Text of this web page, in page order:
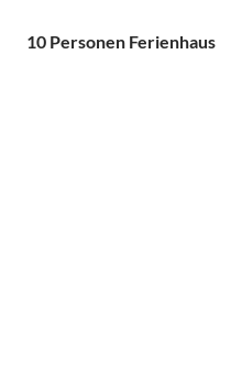
10 Personen Ferienhaus